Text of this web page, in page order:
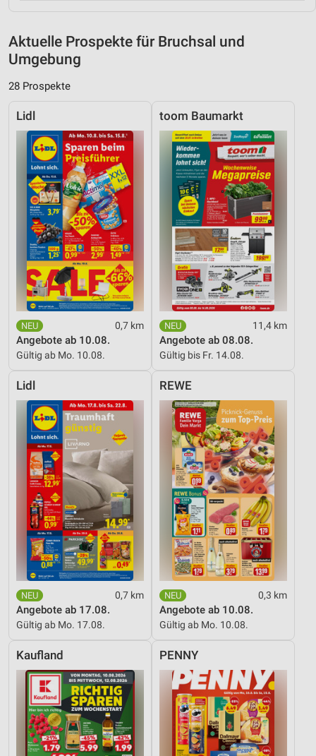
Aktuelle Prospekte für Bruchsal und
Umgebung
28 Prospekte
Lidl
0,7 km
Angebote ab 10.08.
Gültig ab Mo. 10.08.
toom Baumarkt
11,4 km
Angebote ab 08.08.
Gültig bis Fr. 14.08.
Lidl
0,7 km
Angebote ab 17.08.
Gültig ab Mo. 17.08.
REWE
0,3 km
Angebote ab 10.08.
Gültig ab Mo. 10.08.
Kaufland PENNY